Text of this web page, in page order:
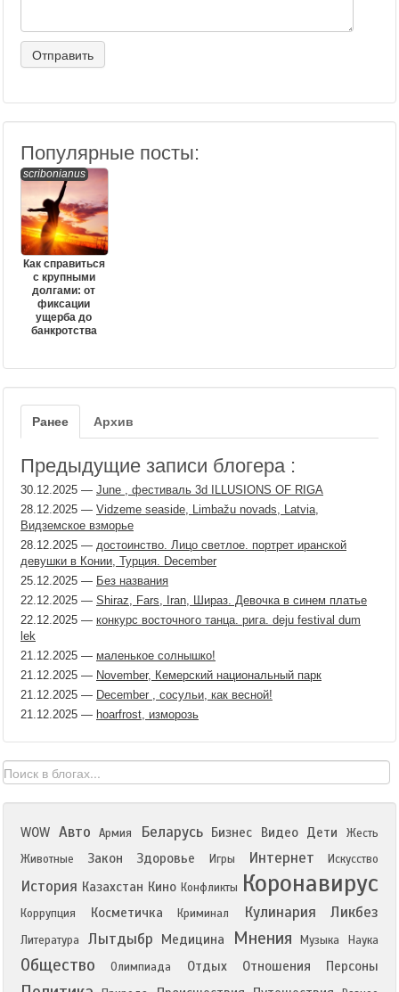
Популярные посты:
scribonianus
Как справиться
с крупными
долгами: от
фиксации
ущерба до
банкротства
Ранее Архив
Предыдущие записи блогера :
30.12.2025 — June , фестиваль 3d ILLUSIONS OF RIGA
28.12.2025 — Vidzeme seaside, Limbažu novads, Latvia,
Видземское взморье
28.12.2025 — достоинство. Лицо светлое. портрет иранской
девушки в Конии, Турция. December
25.12.2025 — Без названия
22.12.2025 — Shiraz, Fars, Iran, Шираз. Девочка в синем платье
22.12.2025 — конкурс восточного танца. рига. deju festival dum
lek
21.12.2025 — маленькое солнышко!
21.12.2025 — November, Кемерский национальный парк
21.12.2025 — December , сосульи, как весной!
21.12.2025 — hoarfrost, изморозь
WOW Авто Армия Беларусь Бизнес Видео Дети
Жесть
Животные
Закон Здоровье Игры Интернет Искусство
История Казахстан Кино Конфликты Коронавирус
Коррупция Косметичка Криминал Кулинария Ликбез
Литература Лытдыбр Медицина Мнения Музыка Наука
Общество Олимпиада Отдых Отношения Персоны